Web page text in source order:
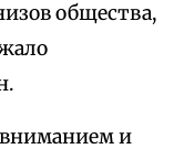
общества,
и